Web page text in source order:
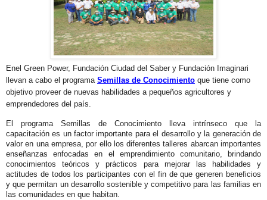
Enel Green Power, Fundación Ciudad del Saber y Fundación Imaginari
llevan a cabo el programa Semillas de Conocimiento que tiene como
objetivo proveer de nuevas habilidades a pequeños agricultores y
emprendedores del país.
El programa Semillas de Conocimiento lleva intrínseco que la
capacitación es un factor importante para el desarrollo y la generación de
valor en una empresa, por ello los diferentes talleres abarcan importantes
enseñanzas enfocadas en el emprendimiento comunitario, brindando
conocimientos teóricos y prácticos para mejorar las habilidades y
actitudes de todos los participantes con el fin de que generen beneficios
y que permitan un desarrollo sostenible y competitivo para las familias en
las comunidades en que habitan.